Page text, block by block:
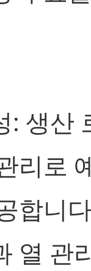
: 생산
리로
합니
열 관